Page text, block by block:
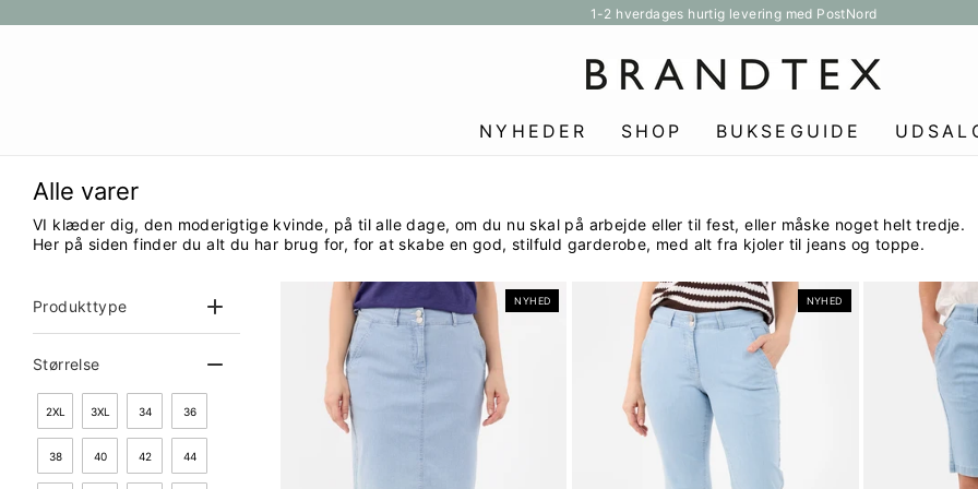
slideshow
1-2 hverdages hurtig levering med PostNord
NYHEDER SHOP BUKSEGUIDE
Alle varer
VI klæder dig, den moderigtige kvinde, på til alle dage, om du nu skal på arbejde eller til fest, eller måske noget helt tredje.
Her på siden finder du alt du har brug for, for at skabe en god, stilfuld garderobe, med alt fra kjoler til jeans og toppe.
Produkttype
Størrelse
2XL 3XL 34 36
38 40 42 44
NYHED NYHED